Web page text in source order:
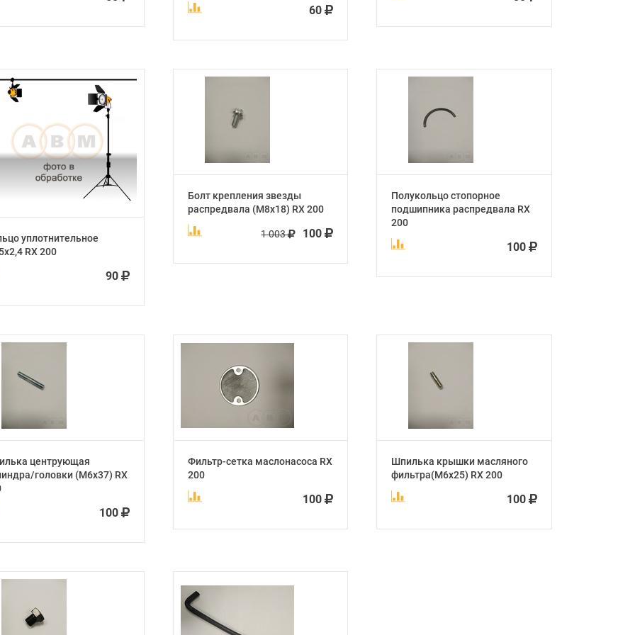
60
уплотнительное
RX 200
90
Болт крепления звезды
распредвала (М8х18) RX 200
1 003 100
Полукольцо стопорное
подшипника распредвала RX
200
100
центрующая
головки (М6х37) RX
100
Фильтр-сетка маслонасоса RX
200
100
Шпилька крышки масляного
фильтра(М6х25) RX 200
100